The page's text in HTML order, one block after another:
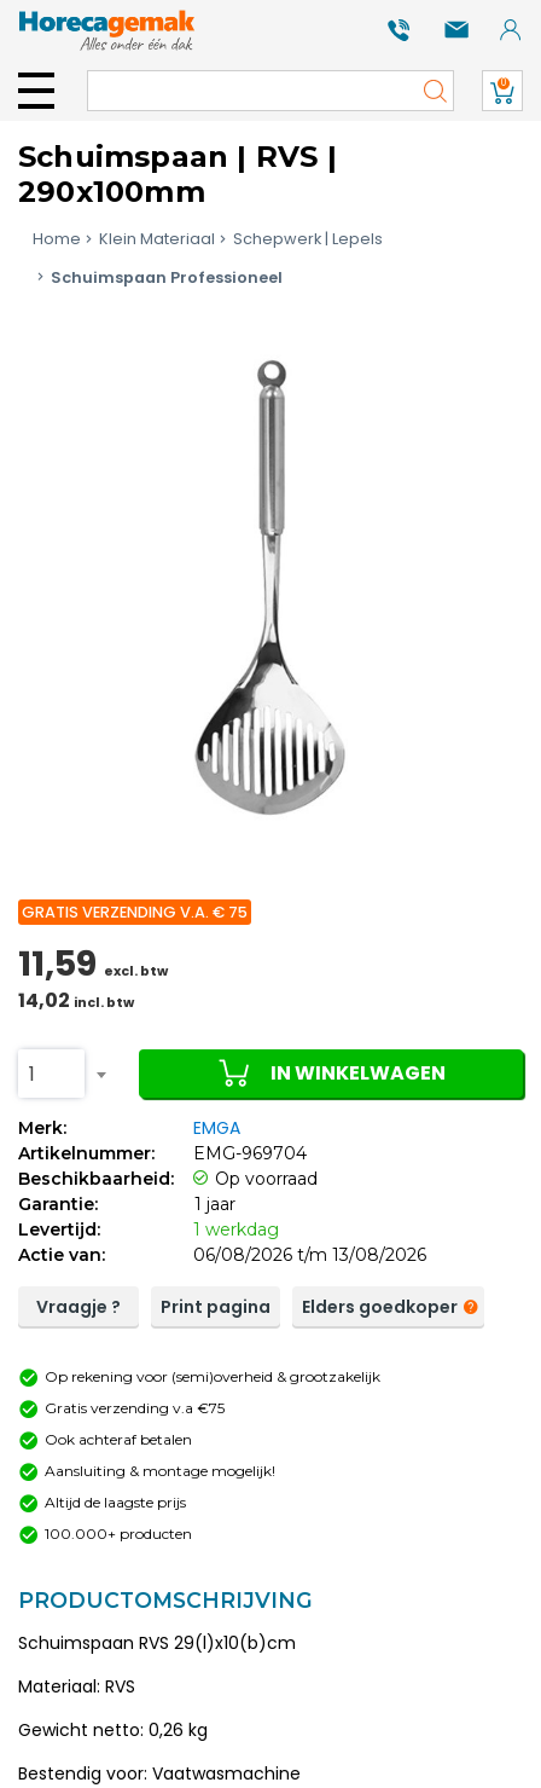
0
Schuimspaan | RVS |
290x100mm
Home Klein Materiaal
Schepwerk | Lepels
Schuimspaan Professioneel
GRATIS VERZENDING V.A. € 75
11,59 excl. btw
14,02 incl. btw
1 IN WINKELWAGEN
Merk: EMGA
Artikelnummer:
EMG-969704
Beschikbaarheid:
Op voorraad
Garantie:
1 jaar
Levertijd:
1 werkdag
Actie van:
06/08/2026 t/m 13/08/2026
Vraagje ? Print pagina Elders goedkoper
Op rekening voor (semi)overheid & grootzakelijk
Gratis verzending v.a €75
Ook achteraf betalen
Aansluiting & montage mogelijk!
Altijd de laagste prijs
100.000+ producten
PRODUCTOMSCHRIJVING
Schuimspaan RVS 29(l)x10(b)cm
Materiaal: RVS
Gewicht netto: 0,26 kg
Bestendig voor: Vaatwasmachine